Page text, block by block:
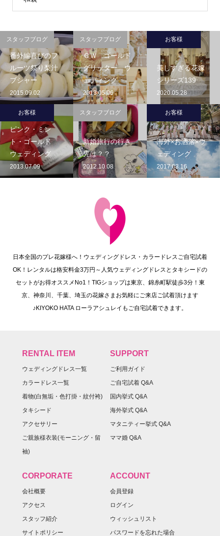
番外編喜びのフ
ルーツ祭り梨汁
ブシャー
2015.09.02
スタッフブログ
ＧＷ ゴールド
グリッター ウ
ェディング
2013.05.06
スタッフブログ
美しすぎる花嫁
シリーズ139
2020.05.28
お客様
ピンク・ミン
ト・ゴールド
ウェディング
2013.07.09
お客様
新婚旅行の行き
先は？？
2012.10.08
スタッフブログ
海外×お洒落×ウ
ェディング
2017.03.16
お客様
日本全国のプレ花嫁様へ！ウェディングドレス・カラードレスご自宅試着
OK！レンタルは格安料金3万円～人気ウェディングドレスとタキシードの
セットがお得オススメNo1！TIGショップは東京、錦糸町駅徒歩3分！東
京、神奈川、千葉、埼玉の花嫁さまお気軽にご来店ご試着頂けます
♪KIYOKO HATA ローラアシュレイもご自宅試着できます。
RENTAL ITEM
ウェディングドレス一覧
カラードレス一覧
着物(白無垢・色打掛・紋付袴)
タキシード
アクセサリー
ご親族様衣装(モーニング・留
袖)
SUPPORT
ご利用ガイド
ご自宅試着 Q&A
国内挙式 Q&A
海外挙式 Q&A
マタニティー挙式 Q&A
ママ婚 Q&A
CORPORATE
会社概要
アクセス
スタッフ紹介
サイトポリシー
ACCOUNT
会員登録
ログイン
ウィッシュリスト
パスワードを忘れた場合